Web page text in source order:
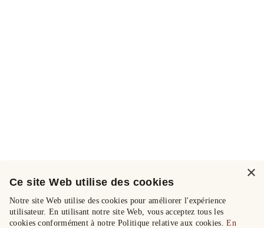
×
Ce site Web utilise des cookies
Notre site Web utilise des cookies pour améliorer l'expérience
utilisateur. En utilisant notre site Web, vous acceptez tous les
cookies conformément à notre Politique relative aux cookies.En